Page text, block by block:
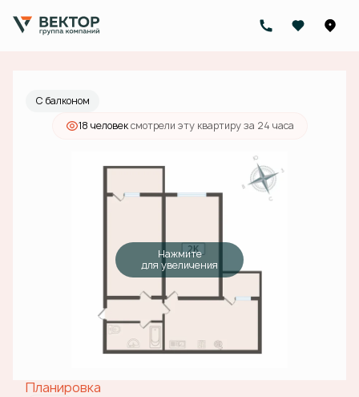
2-комнатная 10 350 000 руб.
Ипотекаот 37 171 руб./мес.
С балконом
18 человексмотрели эту квартиру за 24 часа
Нажмите
для увеличения
Планировка